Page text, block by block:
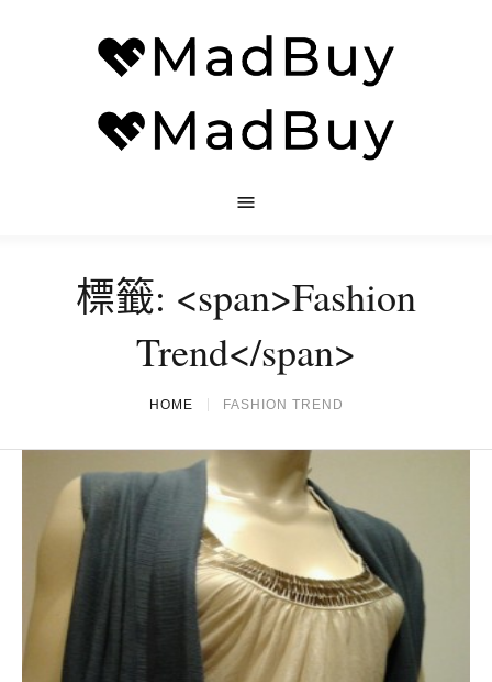
標籤: <span>Fashion
Trend</span>
HOME FASHION TREND